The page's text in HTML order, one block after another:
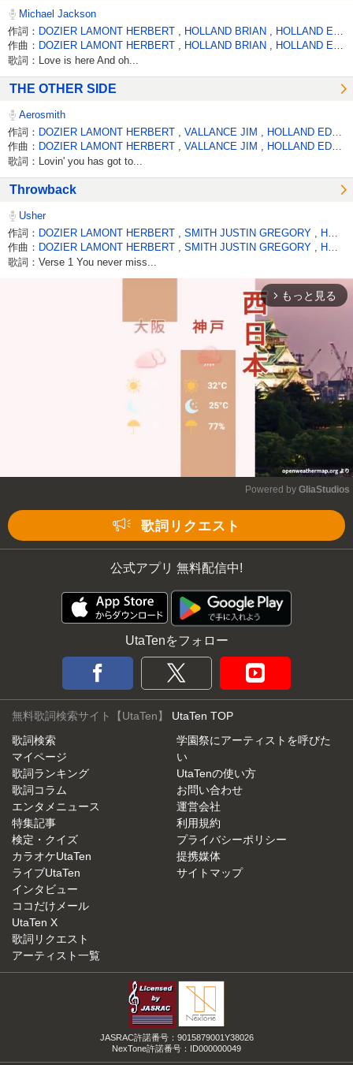
Michael Jackson
作詞： DOZIER LAMONT HERBERT HOLLAND BRIAN
HOLLAND EDDIE
作曲： DOZIER LAMONT HERBERT HOLLAND BRIAN HOLLAND EDDIE
歌詞：Love is here And oh...
THE OTHER SIDE
Aerosmith
作詞： DOZIER LAMONT HERBERT VALLANCE JIM HOLLAND EDDIE
作曲： DOZIER LAMONT HERBERT VALLANCE JIM HOLLAND EDDIE
歌詞：Lovin' you has got to...
Throwback
Usher
作詞： DOZIER LAMONT HERBERT SMITH JUSTIN GREGORY
HOLLAND EDWARD J JR
作曲： DOZIER LAMONT HERBERT SMITH JUSTIN GREGORY HOLLAND EDWARD J JR
歌詞：Verse 1 You never miss...
arrow_forward_ios もっと見る
Powered by GliaStudios
歌詞リクエスト
公式アプリ 無料配信中!
UtaTenをフォロー
無料歌詞検索サイト【UtaTen】 UtaTen TOP
歌詞検索
マイページ
歌詞ランキング
歌詞コラム
エンタメニュース
特集記事
検定・クイズ
カラオケUtaTen
ライブUtaTen
インタビュー
ココだけメール
UtaTen X
歌詞リクエスト
アーティスト一覧
学園祭にアーティストを呼びた
い
UtaTenの使い方
お問い合わせ
運営会社
利用規約
プライバシーポリシー
提携媒体
サイトマップ
JASRAC許諾番号：9015879001Y38026
NexTone許諾番号：ID000000049